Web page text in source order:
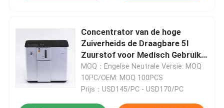
Concentrator van de hoge
Zuiverheids de Draagbare 5l
Zuurstof voor Medisch Gebruik
50hz
MOQ：Engelse Neutrale Versie: MOQ
10PC/OEM: MOQ 100PCS
Prijs：USD145/PC - USD170/PC